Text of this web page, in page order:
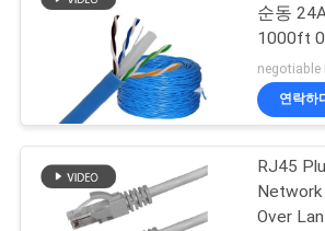
순동
1000ft
내용 케
연락하
RJ45
Network
Over